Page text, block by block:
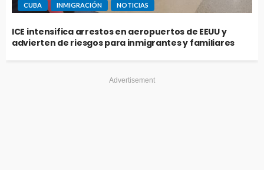
CUBA INMIGRACIÓN NOTICIAS
ICE intensifica arrestos en aeropuertos de EEUU y
advierten de riesgos para inmigrantes y familiares
Advertisement